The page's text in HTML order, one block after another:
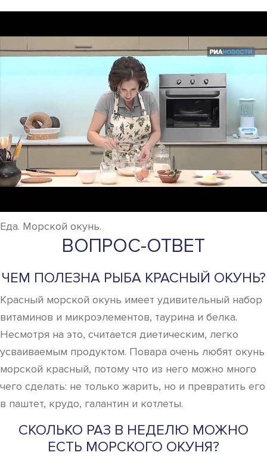
Еда. Морской окунь.
ВОПРОС-ОТВЕТ
ЧЕМ ПОЛЕЗНА РЫБА КРАСНЫЙ ОКУНЬ?
Красный морской окунь имеет удивительный набор
витаминов и микроэлементов, таурина и белка.
Несмотря на это, считается диетическим, легко
усваиваемым продуктом. Повара очень любят окунь
морской красный, потому что из него можно много
чего сделать: не только жарить, но и превратить его
в паштет, крудо, галантин и котлеты.
СКОЛЬКО РАЗ В НЕДЕЛЮ МОЖНО
ЕСТЬ МОРСКОГО ОКУНЯ?